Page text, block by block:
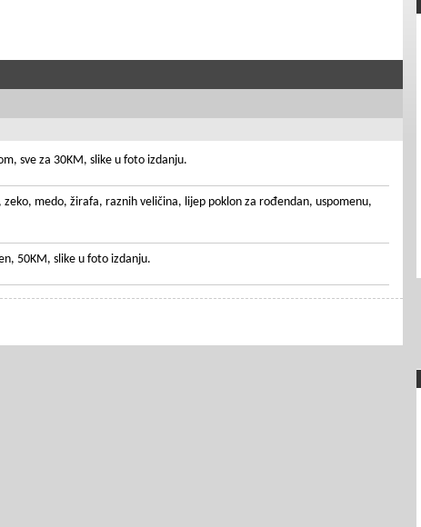
sve za 30KM, slike u foto izdanju.
medo, žirafa, raznih veličina, lijep poklon za rođendan, uspomenu,
50KM, slike u foto izdanju.